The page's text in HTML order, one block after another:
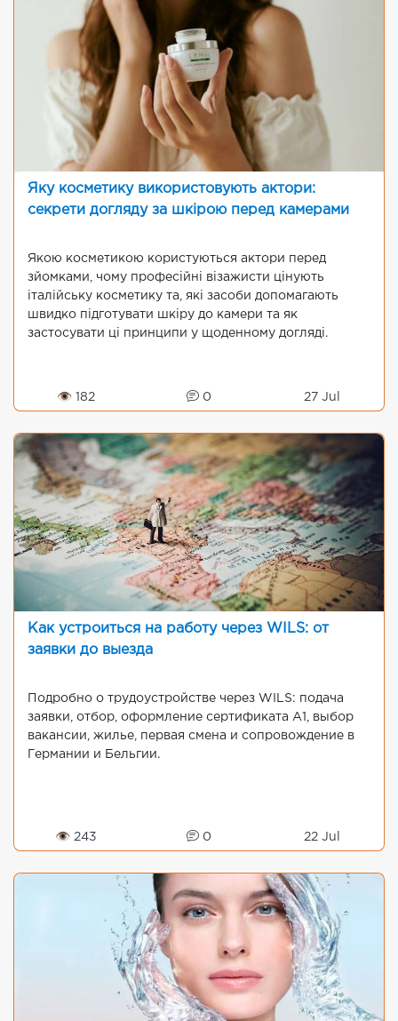
Яку косметику використовують актори:
секрети догляду за шкірою перед камерами
Якою косметикою користуються актори перед
зйомками, чому професійні візажисти цінують
італійську косметику та, які засоби допомагають
швидко підготувати шкіру до камери та як
застосувати ці принципи у щоденному догляді.
👁 182 0 27 Jul
Как устроиться на работу через WILS: от
заявки до выезда
Подробно о трудоустройстве через WILS: подача
заявки, отбор, оформление сертификата A1, выбор
вакансии, жилье, первая смена и сопровождение в
Германии и Бельгии.
👁 243 0 22 Jul